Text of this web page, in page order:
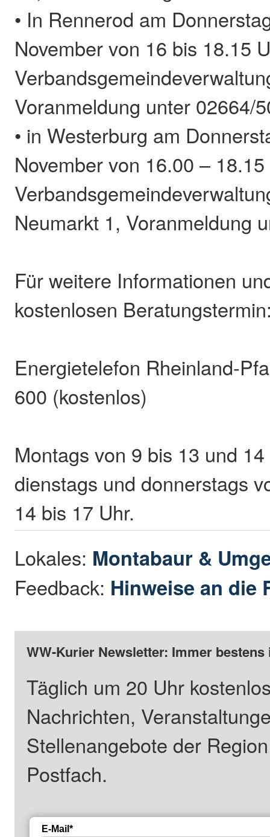
• In Rennerod am
November von 16 bis 18.15
Voranmeldung unter 02664/
• in Westerburg am
November von 16.00 –
Neumarkt 1, Voranmeldung
Für weitere Informationen
kostenlosen
Energietelefon Rheinland-
600 (kostenlos)
Montags von 9 bis 13 und
dienstags und donnerstags
14 bis 17 Uhr.
Lokales: Montabaur &
Feedback: Hinweise an die
WW-Kurier Newsletter: Immer
Täglich um 20 Uhr
Nachrichten,
Stellenangebote der
Postfach.
E-Mail*